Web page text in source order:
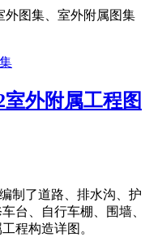
外图集、室外附属图集
室外附属工程图
制了道路、排水沟、护
台、自行车棚、围墙、
程构造详图。